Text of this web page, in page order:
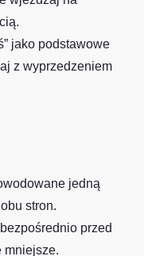
jako podstawowe
z wyprzedzeniem
jedną
stron.
przed
mniejsze.